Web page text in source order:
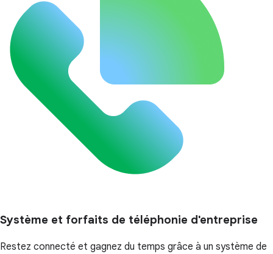
Système et forfaits de téléphonie d'entreprise
Restez connecté et gagnez du temps grâce à un système de